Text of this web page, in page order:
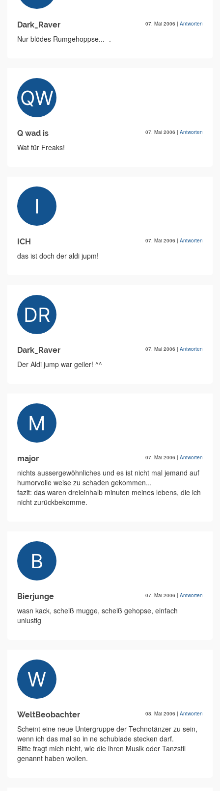
Dark_Raver 07. Mai 2006 | Antworten
Nur blödes Rumgehoppse... -.-
Q wad is 07. Mai 2006 | Antworten
Wat für Freaks!
ICH 07. Mai 2006 | Antworten
das ist doch der aldi jupm!
Dark_Raver 07. Mai 2006 | Antworten
Der Aldi jump war geiler! ^^
major 07. Mai 2006 | Antworten
nichts aussergewöhnliches und es ist nicht mal jemand auf
humorvolle weise zu schaden gekommen...
fazit: das waren dreieinhalb minuten meines lebens, die ich
nicht zurückbekomme.
Bierjunge 07. Mai 2006 | Antworten
wasn kack, scheiß mugge, scheiß gehopse, einfach
unlustig
WeltBeobachter 08. Mai 2006 | Antworten
Scheint eine neue Untergruppe der Technotänzer zu sein,
wenn ich das mal so in ne schublade stecken darf.
Bitte fragt mich nicht, wie die ihren Musik oder Tanzstil
genannt haben wollen.